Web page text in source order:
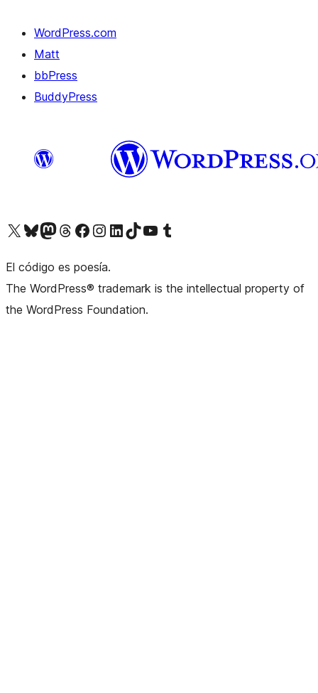
WordPress.com
Matt
bbPress
BuddyPress
Visit our X (formerly Twitter) account
Visit our Bluesky account
Visita nuestra cuenta de Twitter
Visit our Threads account
Visita nuestra página de Facebook
Visite nuestra cuenta de Instagram
Visit our LinkedIn account
Visit our TikTok account
Visit our YouTube channel
Visit our Tumblr account
El código es poesía.
The WordPress® trademark is the intellectual property of
the WordPress Foundation.